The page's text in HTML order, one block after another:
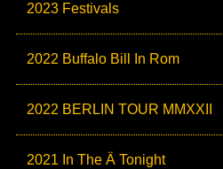
2023 Festivals
2022 Buffalo Bill In Rom
2022 BERLIN TOUR MMXXII
2021 In The Ä Tonight